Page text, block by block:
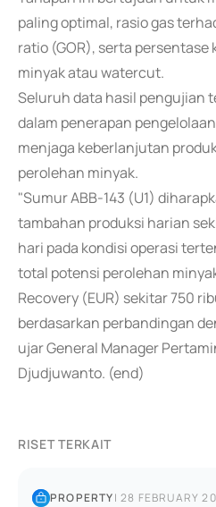
paling optimal, rasio gas
ratio (GOR), serta persentase
minyak atau watercut.
Seluruh data hasil pengujian
dalam penerapan
menjaga keberlanjutan
perolehan minyak.
"Sumur ABB-143 (U1)
tambahan produksi harian
hari pada kondisi operasi
total potensi perolehan
Recovery (EUR) sekitar 750
berdasarkan perbandingan
ujar General Manager
Djudjuwanto. (end)
RISET TERKAIT
PROPERTY|28 FEBRUARY